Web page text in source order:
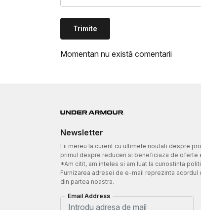
Trimite
Momentan nu există comentarii
Newsletter
Fii mereu la curent cu ultimele noutati despre
primul despre reduceri si beneficiaza de oferte
*Am citit, am inteles si am luat la cunostinta
Furnizarea adresei de e-mail reprezinta acordul
din partea noastra.
Email Address